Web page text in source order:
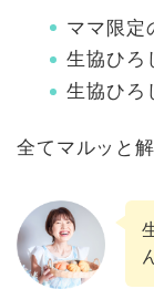
ママ限定
生協ひろ
生協ひろ
全てマルッと